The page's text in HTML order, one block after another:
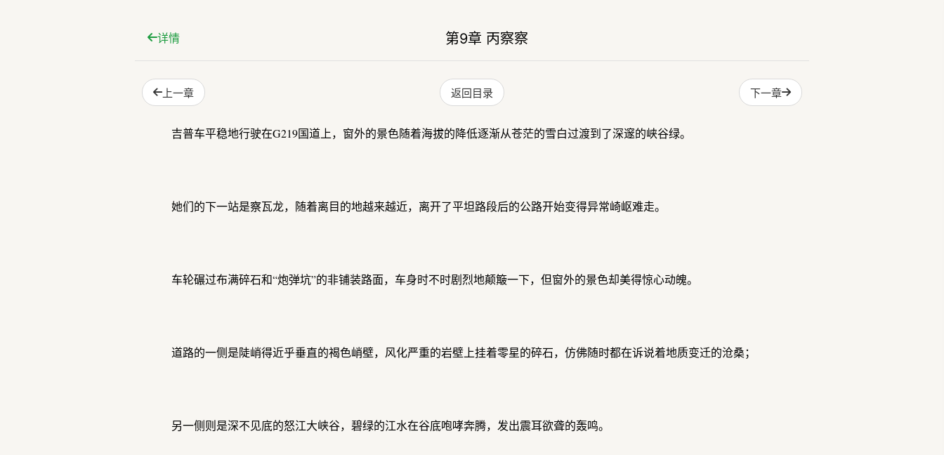
详情 第9章 丙察察
上一章 返回目录 下一章
吉普车平稳地行驶在G219国道上，窗外的景色随着海拔的降低逐渐从苍茫的雪白过渡到了深邃的峡谷绿。
她们的下一站是察瓦龙，随着离目的地越来越近，离开了平坦路段后的公路开始变得异常崎岖难走。
车轮碾过布满碎石和“炮弹坑”的非铺装路面，车身时不时剧烈地颠簸一下，但窗外的景色却美得惊心动魄。
道路的一侧是陡峭得近乎垂直的褐色峭壁，风化严重的岩壁上挂着零星的碎石，仿佛随时都在诉说着地质变迁的沧桑；
另一侧则是深不见底的怒江大峡谷，碧绿的江水在谷底咆哮奔腾，发出震耳欲聋的轰鸣。